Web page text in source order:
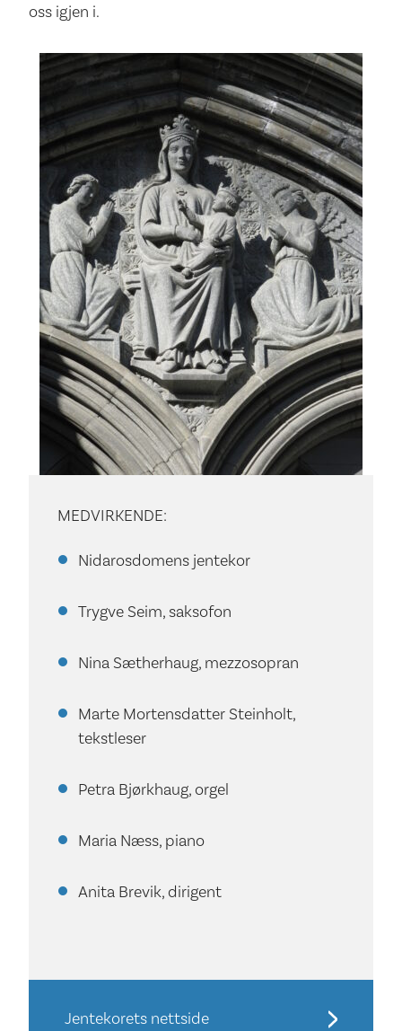
oss igjen i.
MEDVIRKENDE:
Nidarosdomens jentekor
Trygve Seim, saksofon
Nina Sætherhaug, mezzosopran
Marte Mortensdatter Steinholt,
tekstleser
Petra Bjørkhaug, orgel
Maria Næss, piano
Anita Brevik, dirigent
Jentekorets nettside